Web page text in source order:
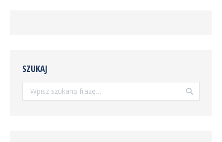
SZUKAJ
Szukaj: